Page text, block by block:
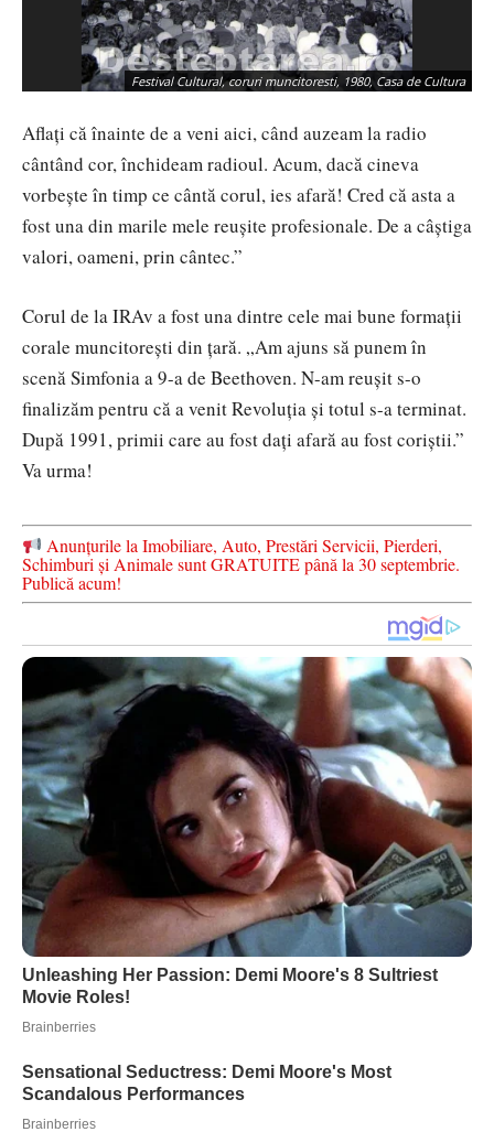
Festival Cultural, coruri muncitoresti, 1980, Casa de Cultura
Aflați că înainte de a veni aici, când auzeam la radio
cântând cor, închideam radioul. Acum, dacă cineva
vorbește în timp ce cântă corul, ies afară! Cred că asta a
fost una din marile mele reușite profesionale. De a câștiga
valori, oameni, prin cântec.”
Corul de la IRAv a fost una dintre cele mai bune formații
corale muncitorești din țară. „Am ajuns să punem în
scenă Simfonia a 9-a de Beethoven. N-am reușit s-o
finalizăm pentru că a venit Revoluția și totul s-a terminat.
După 1991, primii care au fost dați afară au fost coriștii.”
Va urma!
Anunțurile la Imobiliare, Auto, Prestări Servicii, Pierderi,
Schimburi și Animale sunt GRATUITE până la 30 septembrie.
Publică acum!